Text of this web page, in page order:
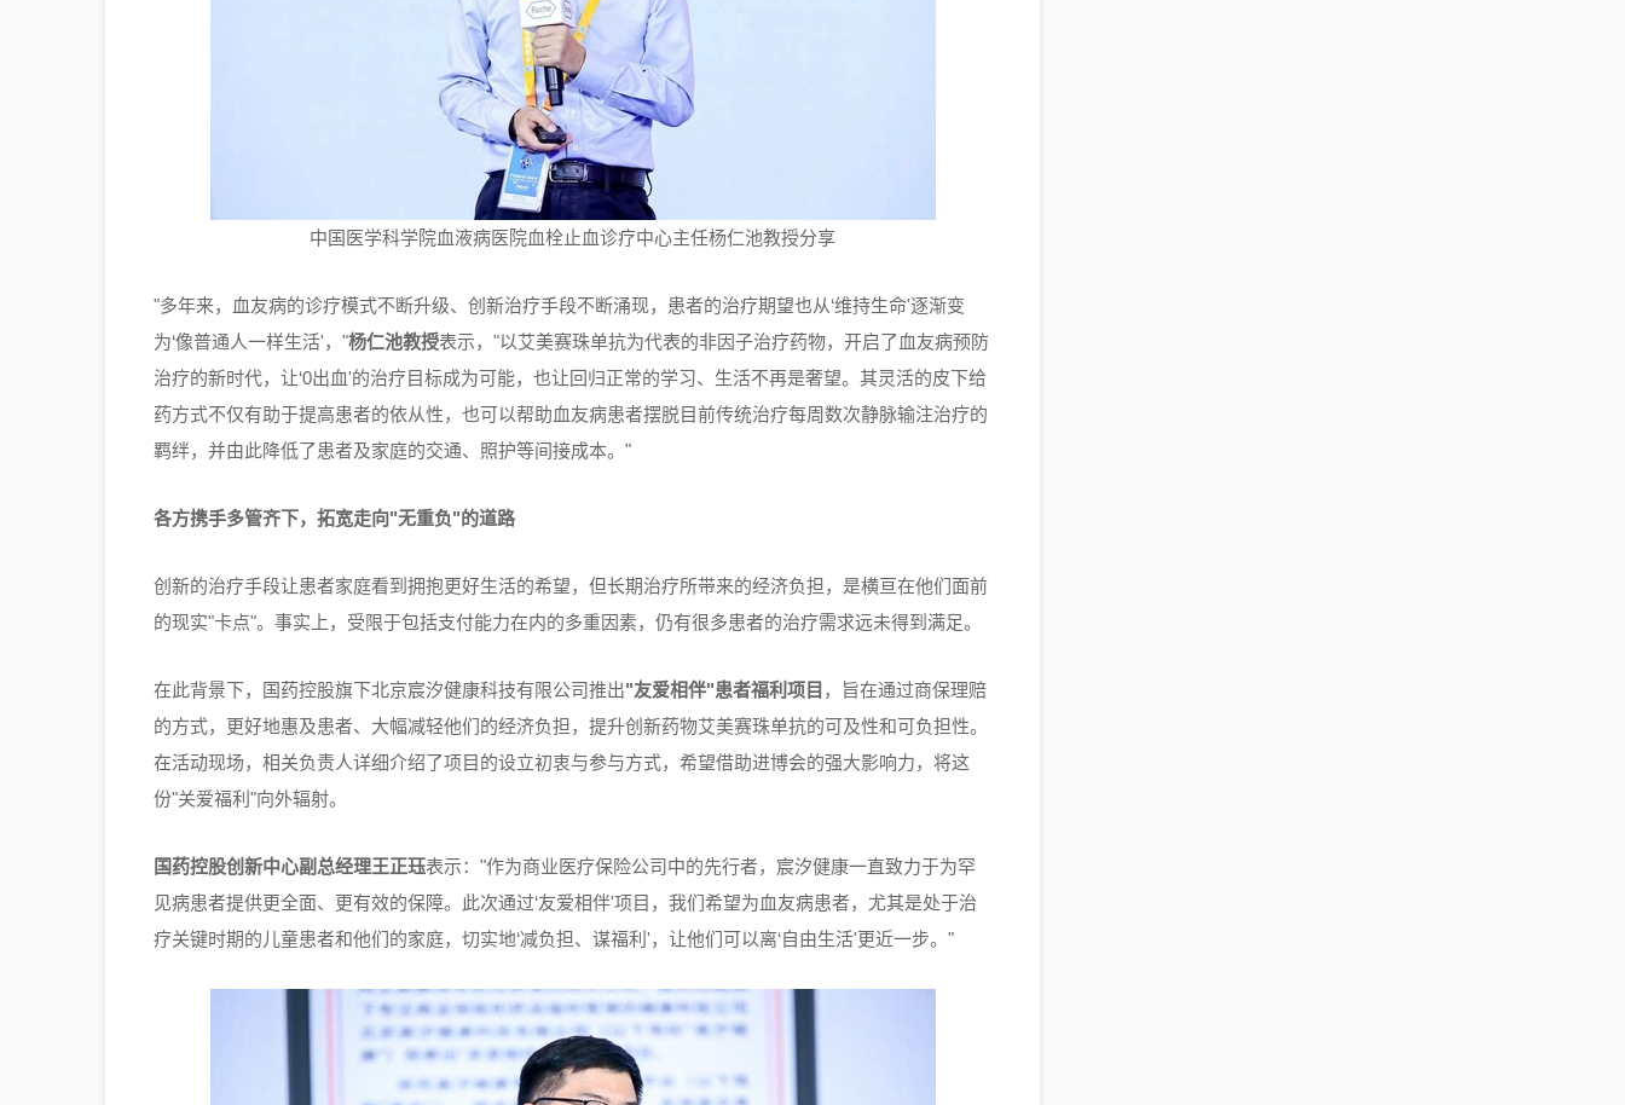
中国医学科学院血液病医院血栓止血诊疗中心主任杨仁池教授分享
"多年来，血友病的诊疗模式不断升级、创新治疗手段不断涌现，患者的治疗期望也从‘维持生命'逐渐变
为‘像普通人一样生活'，"杨仁池教授表示，"以艾美赛珠单抗为代表的非因子治疗药物，开启了血友病预防
治疗的新时代，让‘0出血'的治疗目标成为可能，也让回归正常的学习、生活不再是奢望。其灵活的皮下给
药方式不仅有助于提高患者的依从性，也可以帮助血友病患者摆脱目前传统治疗每周数次静脉输注治疗的
羁绊，并由此降低了患者及家庭的交通、照护等间接成本。"
各方携手多管齐下，拓宽走向"无重负"的道路
创新的治疗手段让患者家庭看到拥抱更好生活的希望，但长期治疗所带来的经济负担，是横亘在他们面前
的现实"卡点"。事实上，受限于包括支付能力在内的多重因素，仍有很多患者的治疗需求远未得到满足。
在此背景下，国药控股旗下北京宸汐健康科技有限公司推出"友爱相伴"患者福利项目 ，旨在通过商保理赔
的方式，更好地惠及患者、大幅减轻他们的经济负担，提升创新药物艾美赛珠单抗的可及性和可负担性。
在活动现场，相关负责人详细介绍了项目的设立初衷与参与方式，希望借助进博会的强大影响力，将这
份"关爱福利"向外辐射。
国药控股创新中心副总经理王正珏表示："作为商业医疗保险公司中的先行者，宸汐健康一直致力于为罕
见病患者提供更全面、更有效的保障。此次通过‘友爱相伴'项目，我们希望为血友病患者，尤其是处于治
疗关键时期的儿童患者和他们的家庭，切实地‘减负担、谋福利'，让他们可以离‘自由生活'更近一步。"